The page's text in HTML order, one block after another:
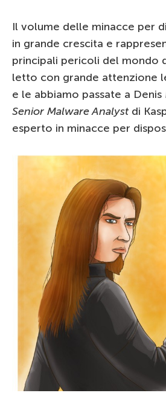
Il volume delle minacce per
in grande crescita e
principali pericoli del mondo
letto con grande attenzione
e le abbiamo passate a Denis
Senior Malware Analystdi
esperto in minacce per